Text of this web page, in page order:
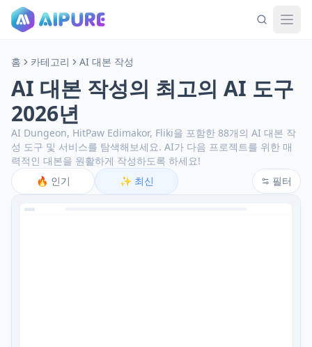
홈 카테고리 AI 대본 작성
AI 대본 작성의 최고의 AI 도구
2026년
AI Dungeon, HitPaw Edimakor, Fliki을 포함한 88개의 AI 대본 작
성 도구 및 서비스를 탐색해보세요. AI가 다음 프로젝트를 위한 매
력적인 대본을 원활하게 작성하도록 하세요!
🔥 인기 ✨ 최신 필터